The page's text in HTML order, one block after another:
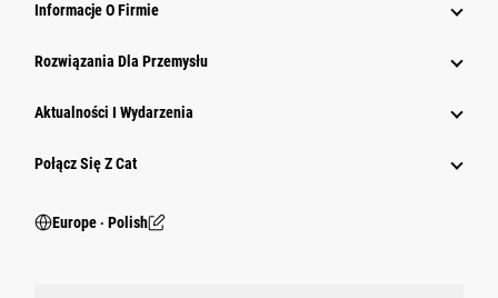
Informacje O Firmie
Rozwiązania Dla Przemysłu
Aktualności I Wydarzenia
Połącz Się Z Cat
Europe ‧ Polish